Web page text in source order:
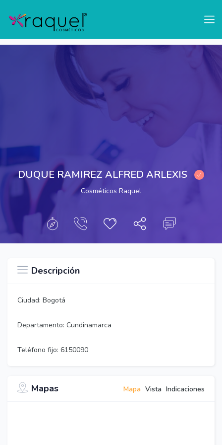
Mostrar Barra Lateral
DUQUE RAMIREZ ALFRED ARLEXIS
Cosméticos Raquel
Descripción
Ciudad: Bogotá
Departamento: Cundinamarca
Teléfono fijo: 6150090
Mapas Mapa Vista Indicaciones